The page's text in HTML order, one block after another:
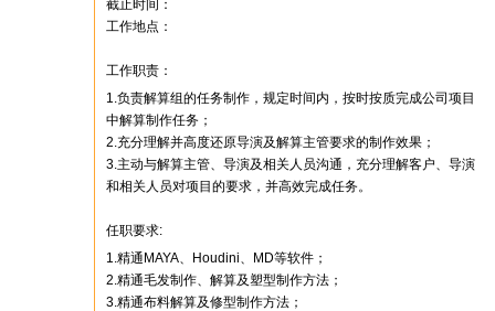
截止时间：
工作地点：
工作职责：
1.负责解算组的任务制作，规定时间内，按时按质完成公司项目
中解算制作任务；
2.充分理解并高度还原导演及解算主管要求的制作效果；
3.主动与解算主管、导演及相关人员沟通，充分理解客户、导演
和相关人员对项目的要求，并高效完成任务。
任职要求:
1.精通MAYA、Houdini、MD等软件；
2.精通毛发制作、解算及塑型制作方法；
3.精通布料解算及修型制作方法；